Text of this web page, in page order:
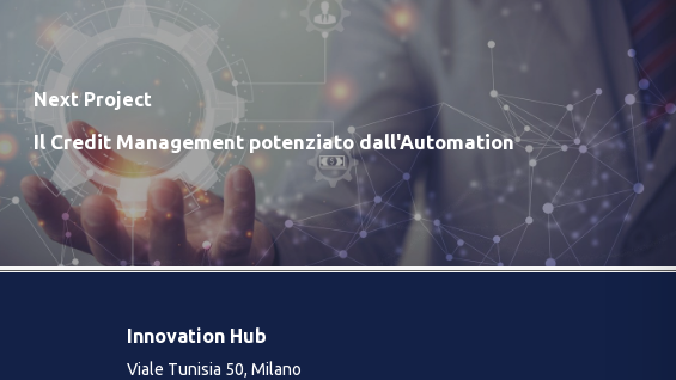
Next Project
Il Credit Management potenziato dall'Automation​
Innovation Hub
Viale Tunisia 50, Milano